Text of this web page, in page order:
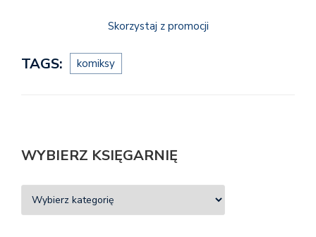
Skorzystaj z promocji
TAGS: komiksy
WYBIERZ KSIĘGARNIĘ